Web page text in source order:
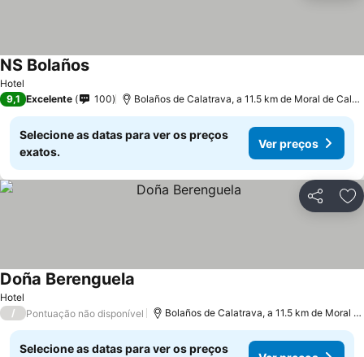
Hotel
NS Bolaños
9,1 Excelente 100 Bolaños de Calatrava, a 11.5 km de Moral de Calatrava
Selecione as datas para ver os preços
exatos.
Ver preços
Partilhar
Hotel
Doña Berenguela
/ Pontuação não disponível Bolaños de Calatrava, a 11.5 km de Moral de Calatrava
Selecione as datas para ver os preços